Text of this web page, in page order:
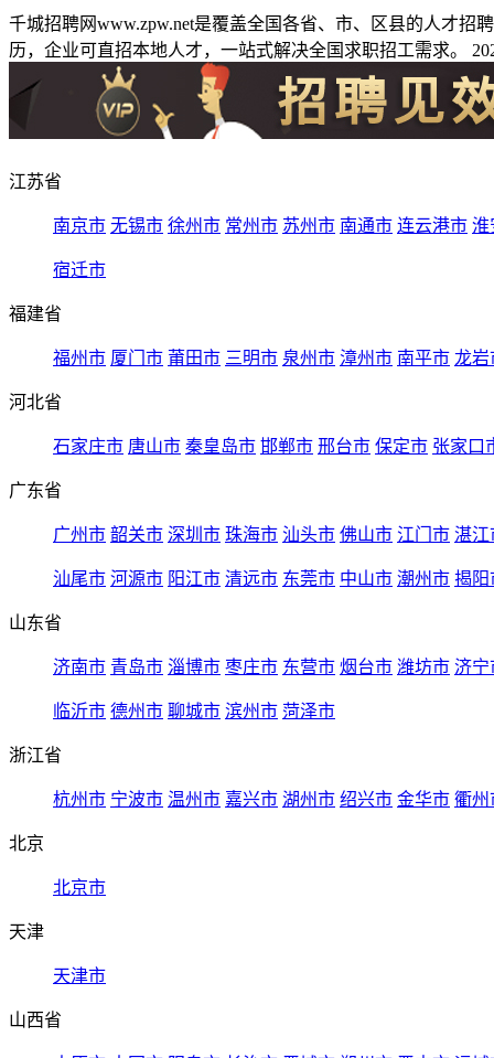
千城招聘网www.zpw.net是覆盖全国各省、市、区县的人才
历，企业可直招本地人才，一站式解决全国求职招工需求。
江苏省
南京市 无锡市 徐州市 常州市 苏州市 南通市 连云港市 淮
宿迁市
福建省
福州市 厦门市 莆田市 三明市 泉州市 漳州市 南平市 龙岩
河北省
石家庄市 唐山市 秦皇岛市 邯郸市 邢台市 保定市 张家口
广东省
广州市 韶关市 深圳市 珠海市 汕头市 佛山市 江门市 湛江
汕尾市 河源市 阳江市 清远市 东莞市 中山市 潮州市 揭阳
山东省
济南市 青岛市 淄博市 枣庄市 东营市 烟台市 潍坊市 济宁
临沂市 德州市 聊城市 滨州市 菏泽市
浙江省
杭州市 宁波市 温州市 嘉兴市 湖州市 绍兴市 金华市 衢州
北京
北京市
天津
天津市
山西省